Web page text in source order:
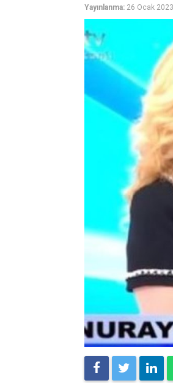
Yayınlanma: 26 Ocak